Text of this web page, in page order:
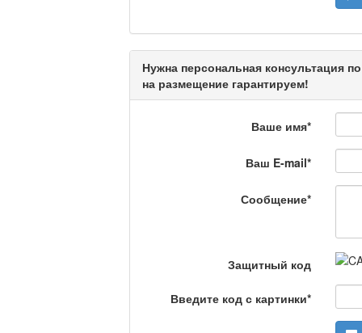
Актуальный
Кто поможет
Сделано в Актобе /
Станем чемпионами
Нужна персональная консультация
на размещение гарантируем!
Ваше имя*
Ваш E-mail*
Сообщение*
Защитный код
Введите код с картинки*